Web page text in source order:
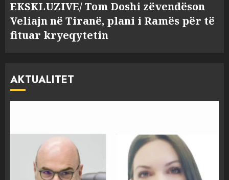
EKSKLUZIVE/ Tom Doshi zëvendëson
Veliajn në Tiranë, plani i Ramës për të
fituar kryeqytetin
AKTUALITET